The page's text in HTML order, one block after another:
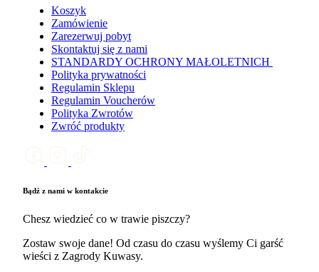
Koszyk
Zamówienie
Zarezerwuj pobyt
Skontaktuj się z nami
STANDARDY OCHRONY MAŁOLETNICH
Polityka prywatności
Regulamin Sklepu
Regulamin Voucherów
Polityka Zwrotów
Zwróć produkty
Bądź z nami w kontakcie
Chesz wiedzieć co w trawie piszczy?
Zostaw swoje dane! Od czasu do czasu wyślemy Ci garść
wieści z Zagrody Kuwasy.